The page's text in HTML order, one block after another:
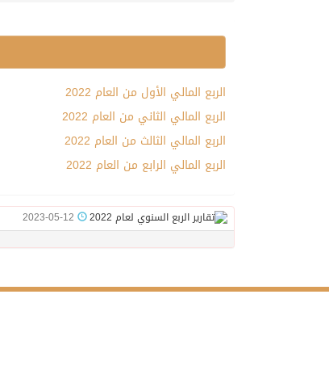
الربع المالي الأول من العام 2022
الربع المالي الثاني من العام 2022
الربع المالي الثالث من العام 2022
الربع المالي الرابع من العام 2022
2023-05-12